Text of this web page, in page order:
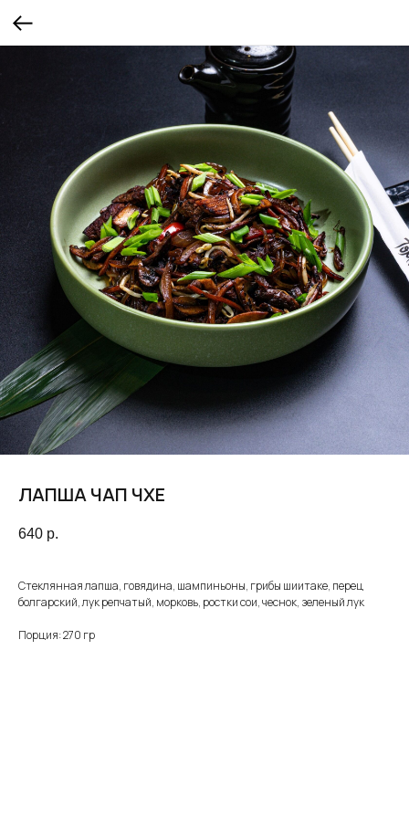
ЛАПША ЧАП ЧХЕ
640 р.
Стеклянная лапша, говядина, шампиньоны, грибы шиитаке, перец
болгарский, лук репчатый, морковь, ростки сои, чеснок, зеленый лук
Порция: 270 гр